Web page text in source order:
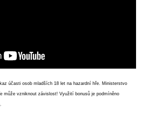
účasti osob mladších 18 let na hazardní hře. Ministerstvo
může vzniknout závislost! Využití bonusů je podmíněno